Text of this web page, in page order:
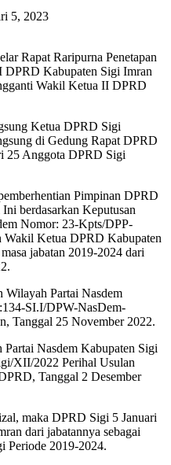
5, 2023
Rapat Raripurna Penetapan
DPRD Kabupaten Sigi Imran
Wakil Ketua II DPRD
Ketua DPRD Sigi
di Gedung Rapat DPRD
25 Anggota DPRD Sigi
Pimpinan DPRD
berdasarkan Keputusan
Nomor: 23-Kpts/DPP-
Wakil Ketua DPRD Kabupaten
jabatan 2019-2024 dari
Wilayah Partai Nasdem
SI.I/DPW-NasDem-
Tanggal 25 November 2022.
Nasdem Kabupaten Sigi
XII/2022 Perihal Usulan
Tanggal 2 Desember
maka DPRD Sigi 5 Januari
dari jabatannya sebagai
Periode 2019-2024.